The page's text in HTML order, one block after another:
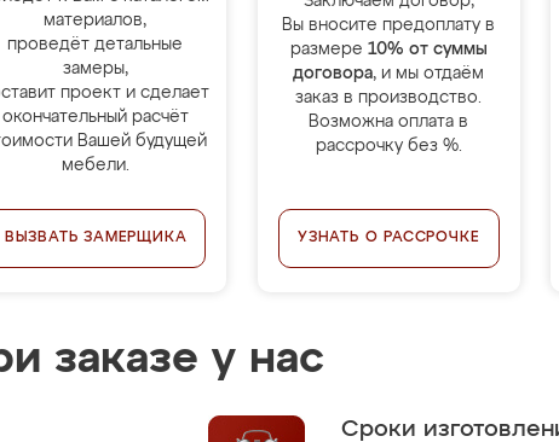
материалов,
проведёт детальные
замеры,
проект и сделает
окончательный расчёт
Вашей будущей
мебели.
ВЫЗВАТЬ ЗАМЕРЩИКА
Вы вносите предоплату в
размере 10% от суммы
договора, и мы отдаём
заказ в производство.
Возможна оплата в
рассрочку без %.
УЗНАТЬ О РАССРОЧКЕ
заказе у нас
Сроки